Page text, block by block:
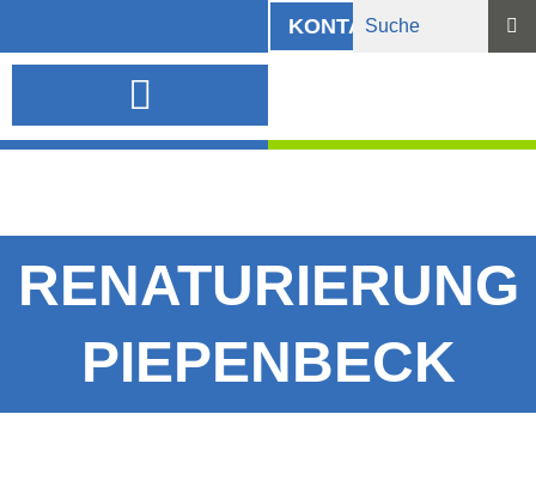
KONTAKT
RENATURIERUNG
PIEPENBECK